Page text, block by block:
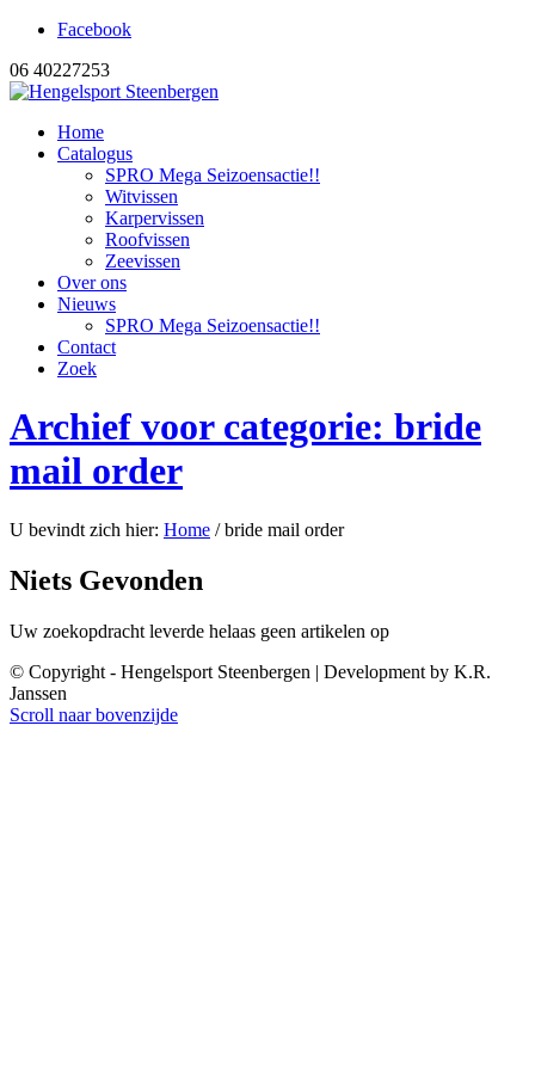
Facebook
06 40227253
Home
Catalogus
SPRO Mega Seizoensactie!!
Witvissen
Karpervissen
Roofvissen
Zeevissen
Over ons
Nieuws
SPRO Mega Seizoensactie!!
Contact
Zoek
Archief voor categorie: bride
mail order
U bevindt zich hier: Home / bride mail order
Niets Gevonden
Uw zoekopdracht leverde helaas geen artikelen op
© Copyright - Hengelsport Steenbergen | Development by K.R.
Janssen
Scroll naar bovenzijde